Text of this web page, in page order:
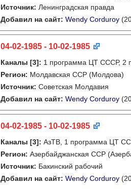
Источник: Ленинградская правда
Добавил на сайт: Wendy Corduroy
04-02-1985 - 10-02-1985
Каналы [3]: 1 программа ЦТ СССР,
Регион: Молдавская ССР (Молдова)
Источник: Советская Молдавия
Добавил на сайт: Wendy Corduroy
04-02-1985 - 10-02-1985
Каналы [3]: АзТВ, 1 программа ЦТ
Регион: Азербайджанская ССР
Источник: Бакинский рабочий
Добавил на сайт: Wendy Corduroy